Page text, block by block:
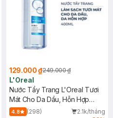
129.000 ₫249.000 ₫
L'Oreal
Nước Tẩy Trang L'Oreal Tươi
Mát Cho Da Dầu, Hỗn Hợp
400ml
4.8 (298)
2.1k/tháng